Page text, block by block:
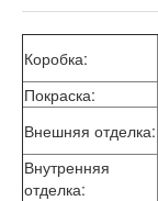
Коробка:
Покраска:
Внешняя отделка:
Внутренняя
отделка: